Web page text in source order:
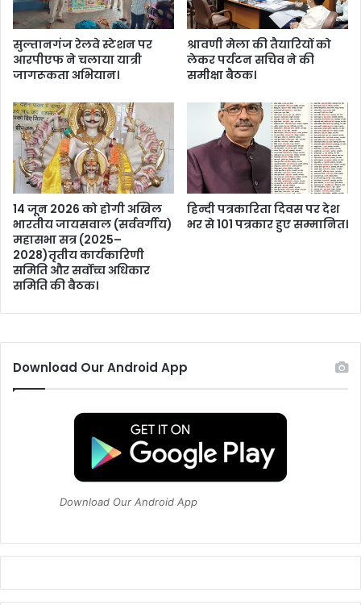
या
त्री
जा
रू
क
ता
अ
भि
या
न
।
सुल्तानगंज रेलवे स्टेशन पर
आरपीएफ ने चलाया यात्री
जागरूकता अभियान।
श्रावणी मेला की तैयारियों को
लेकर पर्यटन सचिव ने की
समीक्षा बैठक।
14 जून 2026 को होगी अखिल
भारतीय जायसवाल (सर्ववर्गीय)
महासभा सत्र (2025–
2028)तृतीय कार्यकारिणी
समिति और सर्वोच्च अधिकार
समिति की बैठक।
हिन्दी पत्रकारिता दिवस पर देश
भर से 101 पत्रकार हुए सम्मानित।
Download Our Android App
Download Our Android App